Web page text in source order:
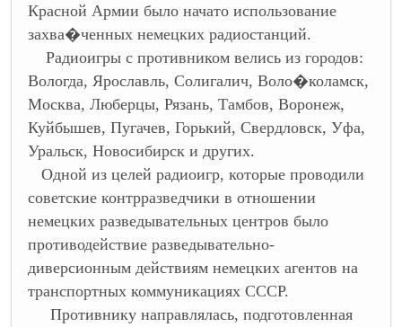
Красной Армии было начато использование
захва�ченных немецких радиостанций.
Радиоигры с противником велись из городов:
Вологда, Ярославль, Солигалич, Воло�коламск,
Москва, Люберцы, Рязань, Тамбов, Воронеж,
Куйбышев, Пугачев, Горький, Свердловск, Уфа,
Уральск, Новосибирск и других.
Одной из целей радиоигр, которые проводили
советские контрразведчики в отношении
немецких разведывательных центров было
противодействие разведывательно-
диверсионным действиям немецких агентов на
транспортных коммуникациях СССР.
Противнику направлялась, подготовленная